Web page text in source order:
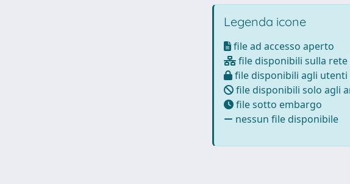
Legenda icone
file ad accesso aperto
file disponibili sulla
file disponibili agli
file disponibili solo agli
file sotto embargo
nessun file disponibile